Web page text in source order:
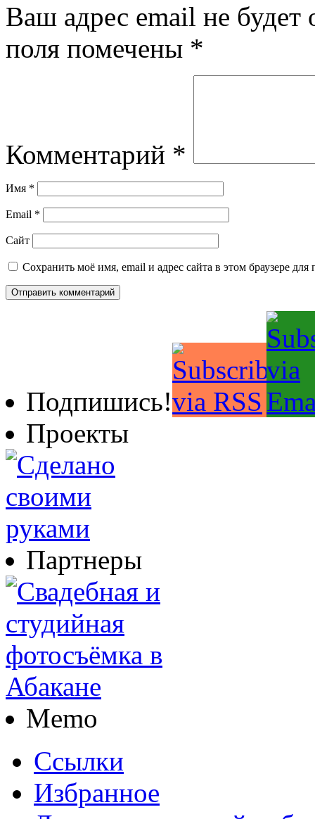
Ваш адрес email не будет
поля помечены *
Комментарий *
Имя *
Email *
Сайт
Сохранить моё имя, email и адрес сайта в этом браузере
Подпишись!
Проекты
Партнеры
Memo
Ссылки
Избранное